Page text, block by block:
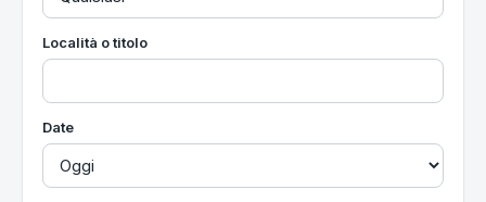
Località o titolo
Date